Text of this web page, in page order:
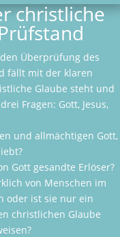
christliche
Überprüfung des
fällt mit der klaren
Glaube steht und
Fragen: Gott, Jesus,
und allmächtigen Gott,
Gott gesandte Erlöser?
von Menschen im
oder ist sie nur ein
christlichen Glaube